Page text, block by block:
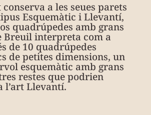
a les seues parets
Esquemàtic i Llevantí,
quadrúpedes amb grans
Breuil interpreta com a
de 10 quadrúpedes
de petites dimensions, un
esquemàtic amb grans
restes que podrien
l’art Llevantí.